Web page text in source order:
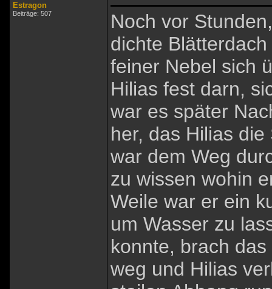
Estragon
Beiträge: 507
Noch vor
dichte
feiner Nebel sich
Hilias fest darn,
war es später
her, das Hilias
war dem Weg
zu wissen wohin
Weile war er ein
um Wasser zu
konnte, brach
weg und Hilias